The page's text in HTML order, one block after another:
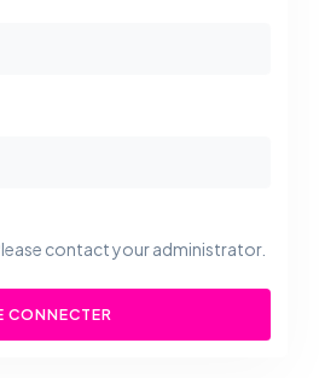
contact your administrator.
CONNECTER